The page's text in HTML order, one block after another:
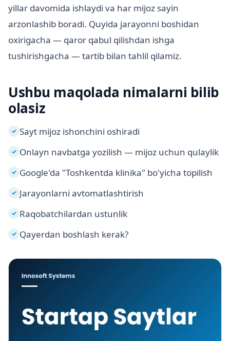
yillar davomida ishlaydi va har mijoz sayin
arzonlashib boradi. Quyida jarayonni boshidan
oxirigacha — qaror qabul qilishdan ishga
tushirishgacha — tartib bilan tahlil qilamiz.
Ushbu maqolada nimalarni bilib
olasiz
✓ Sayt mijoz ishonchini oshiradi
✓ Onlayn navbatga yozilish — mijoz uchun qulaylik
✓ Google'da "Toshkentda klinika" bo'yicha topilish
✓ Jarayonlarni avtomatlashtirish
✓ Raqobatchilardan ustunlik
✓ Qayerdan boshlash kerak?